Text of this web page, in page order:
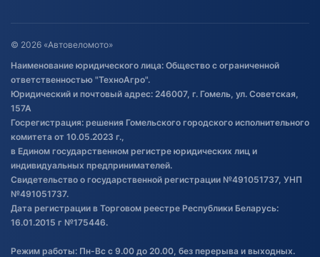
Оставить отзыв
Договор публичной оферты
Обработка файлов cookie
Постановка транспорта на учет
Обновления в ЭПТС 2024
© 2026 «Автовеломото»
Наименование юридического лица: Общество с ограниченной
ответственностью "ТехноАгро".
Юридический и почтовый адрес: 246007, г. Гомель, ул. Советская,
157А
Госрегистрация: решения Гомельского городского исполнительного
комитета от 10.05.2023 г.,
в Едином государственном регистре юридических лиц и
индивидуальных предпринимателей.
Свидетельство о государственной регистрации №491051737, УНП
№491051737.
Дата регистрации в Торговом реестре Республики Беларусь:
16.01.2015 г №175446.
Режим работы: Пн-Вс с 9.00 до 20.00, без перерыва и выходных.